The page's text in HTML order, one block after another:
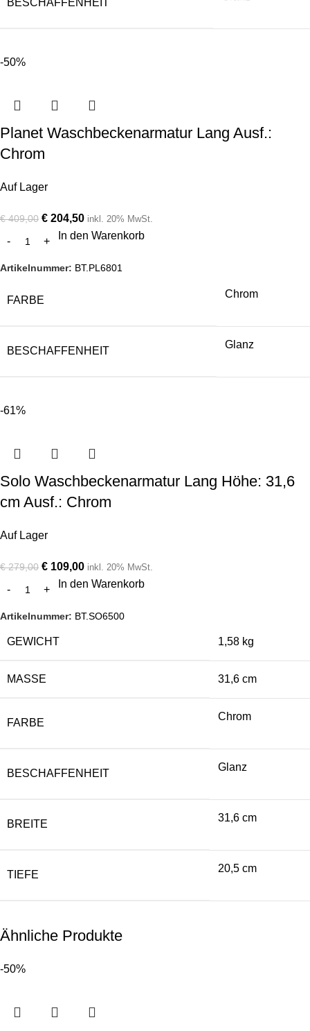
BESCHAFFENHEIT
-50%
Planet Waschbeckenarmatur Lang Ausf.:
Chrom
Auf Lager
€409,00 € 204,50 inkl. 20% MwSt.
In den Warenkorb
Artikelnummer: BT.PL6801
FARBE
Chrom
BESCHAFFENHEIT
Glanz
-61%
Solo Waschbeckenarmatur Lang Höhe: 31,6
cm Ausf.: Chrom
Auf Lager
€279,00 € 109,00 inkl. 20% MwSt.
In den Warenkorb
Artikelnummer: BT.SO6500
GEWICHT 1,58 kg
MASSE 31,6 cm
FARBE
Chrom
BESCHAFFENHEIT
Glanz
BREITE
31,6 cm
TIEFE
20,5 cm
Ähnliche Produkte
-50%